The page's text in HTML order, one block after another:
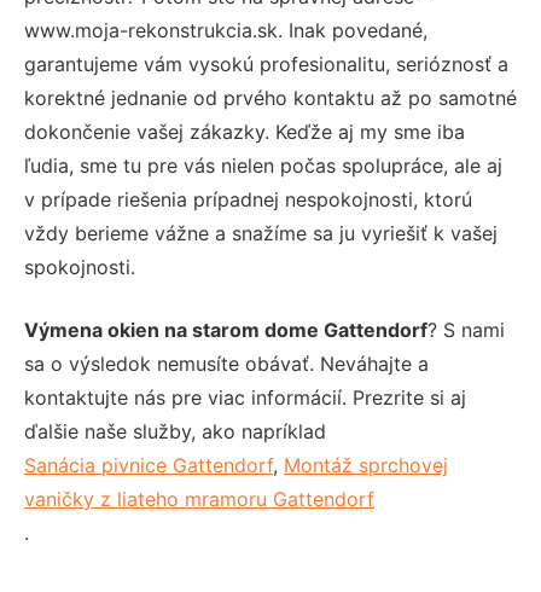
www.moja-rekonstrukcia.sk. Inak povedané,
garantujeme vám vysokú profesionalitu, serióznosť a
korektné jednanie od prvého kontaktu až po samotné
dokončenie vašej zákazky. Keďže aj my sme iba
ľudia, sme tu pre vás nielen počas spolupráce, ale aj
v prípade riešenia prípadnej nespokojnosti, ktorú
vždy berieme vážne a snažíme sa ju vyriešiť k vašej
spokojnosti.
Výmena okien na starom dome Gattendorf? S nami
sa o výsledok nemusíte obávať. Neváhajte a
kontaktujte nás pre viac informácií. Prezrite si aj
ďalšie naše služby, ako napríklad
Sanácia pivnice Gattendorf, Montáž sprchovej
vaničky z liateho mramoru Gattendorf
.